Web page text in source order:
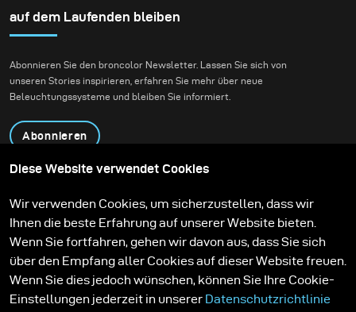
auf dem Laufenden bleiben
Abonnieren Sie den broncolor Newsletter. Lassen Sie sich von
unseren Stories inspirieren, erfahren Sie mehr über neue
Beleuchtungssysteme und bleiben Sie informiert.
Abonnieren
Kontakt
Technologien
Contribute to our blog
Lernen
Support
Karriere
Media Center
Diese Website verwendet Cookies
Wir verwenden Cookies, um sicherzustellen, dass wir
Ihnen die beste Erfahrung auf unserer Website bieten.
Wenn Sie fortfahren, gehen wir davon aus, dass Sie sich
über den Empfang aller Cookies auf dieser Website freuen.
Wenn Sie dies jedoch wünschen, können Sie Ihre Cookie-
Einstellungen jederzeit in unserer Datenschutzrichtlinie